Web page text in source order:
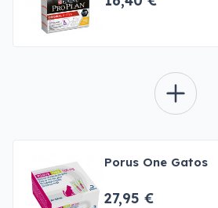
Porus One Gatos
27,95 €